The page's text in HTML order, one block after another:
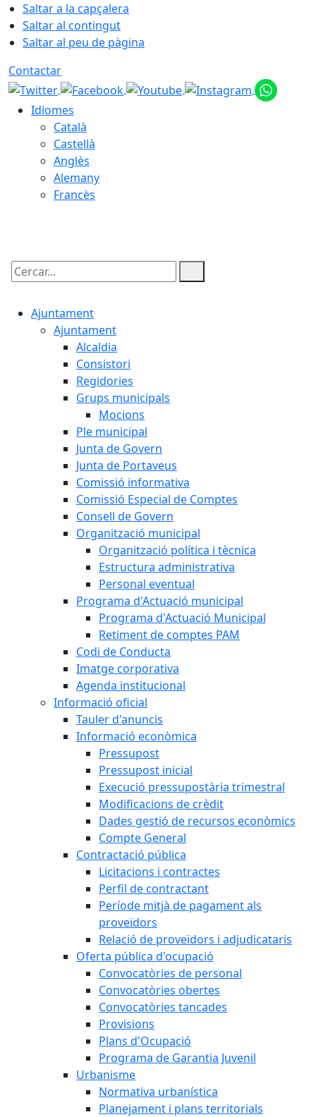
Saltar a la capçalera
Saltar al contingut
Saltar al peu de pàgina
Contactar
Idiomes
Català
Castellà
Anglès
Alemany
Francès
Cercar:
Ajuntament
Ajuntament
Alcaldia
Consistori
Regidories
Grups municipals
Mocions
Ple municipal
Junta de Govern
Junta de Portaveus
Comissió informativa
Comissió Especial de Comptes
Consell de Govern
Organització municipal
Organització política i tècnica
Estructura administrativa
Personal eventual
Programa d'Actuació municipal
Programa d'Actuació Municipal
Retiment de comptes PAM
Codi de Conducta
Imatge corporativa
Agenda institucional
Informació oficial
Tauler d'anuncis
Informació econòmica
Pressupost
Pressupost inicial
Execució pressupostària trimestral
Modificacions de crèdit
Dades gestió de recursos econòmics
Compte General
Contractació pública
Licitacions i contractes
Perfil de contractant
Període mitjà de pagament als
proveïdors
Relació de proveïdors i adjudicataris
Oferta pública d'ocupació
Convocatòries de personal
Convocatòries obertes
Convocatòries tancades
Provisions
Plans d'Ocupació
Programa de Garantia Juvenil
Urbanisme
Normativa urbanística
Planejament i plans territorials